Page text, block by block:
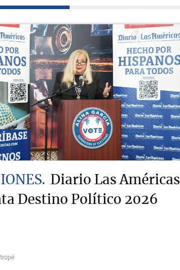
Diario Las Américas
Destino Político 2026